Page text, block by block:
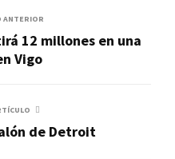
ANTERIOR
12 millones en una
Vigo
de Detroit